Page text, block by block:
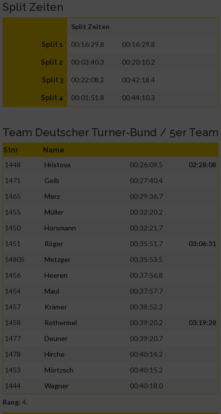
Split Zeiten
Split Zeiten
Split 1 00:16:29.8 00:16:29.8
Split 2 00:03:40.3 00:20:10.2
Split 3 00:22:08.2 00:42:18.4
Split 4 00:01:51.8 00:44:10.3
Team Deutscher Turner-Bund / 5er Team
Stnr Name
1448 Hristova 00:26:09.5
02:28:08
1471
Geib
00:27:40.4
1465
Merz
00:29:36.7
1455
Müller
00:32:20.2
1450
Horsmann
00:32:21.7
1451
Röger 00:35:51.7
03:06:31
54805
Metzger
00:35:53.5
1456
Heeren
00:37:56.8
1454
Maul
00:37:57.7
1457
Krämer
00:38:52.2
1458
Rothermel 00:39:20.2
03:19:28
1477
Deuner
00:39:20.7
1478
Hirche
00:40:14.2
1453
Mörtzsch
00:40:15.2
1444
Wagner
00:40:18.0
Rang: 4.